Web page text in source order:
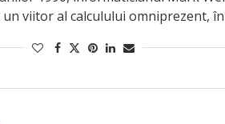
viitor al calculului omniprezent,